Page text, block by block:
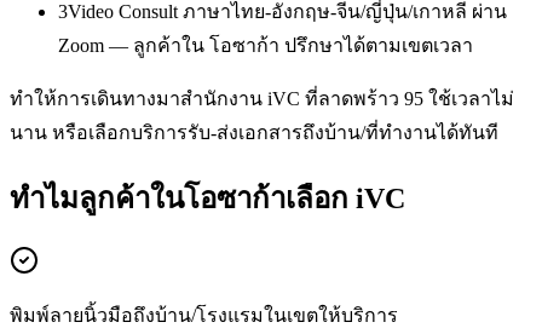
3Video Consult ภาษาไทย-อังกฤษ-จีน/ญี่ปุ่น/เกาหลี ผ่าน
Zoom — ลูกค้าใน โอซาก้า ปรึกษาได้ตามเขตเวลา
ทำให้การเดินทางมาสำนักงาน iVC ที่ลาดพร้าว 95 ใช้เวลาไม่
นาน หรือเลือกบริการรับ-ส่งเอกสารถึงบ้าน/ที่ทำงานได้ทันที
ทำไมลูกค้าในโอซาก้าเลือก iVC
พิมพ์ลายนิ้วมือถึงบ้าน/โรงแรมในเขตให้บริการ